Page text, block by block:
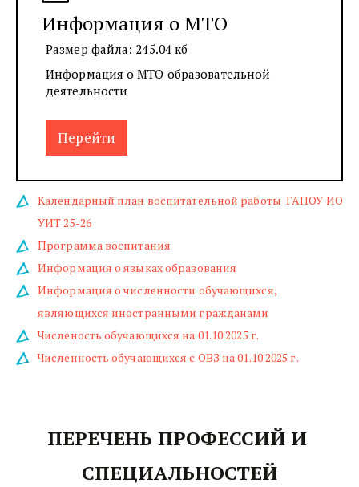
Информация о МТО
Размер файла: 245.04 кб
Информация о МТО образовательной
деятельности
Перейти
Календарный план воспитательной работы  ГАПОУ ИО
УИТ 25-26
Программа воспитания
Информация о языках образования
Информация о численности обучающихся,
являющихся иностранными гражданами
Численость обучающихся на 01.10 2025 г.
Численность обучающихся с ОВЗ на 01.10 2025 г.
ПЕРЕЧЕНЬ ПРОФЕССИЙ И
СПЕЦИАЛЬНОСТЕЙ